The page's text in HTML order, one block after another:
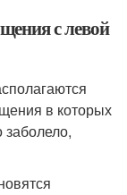
с левой
в которых
заболело,